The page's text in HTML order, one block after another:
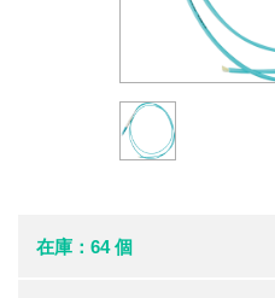
在庫：64 個